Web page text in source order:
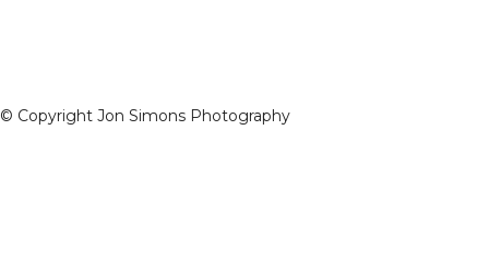
© Copyright Jon Simons Photography